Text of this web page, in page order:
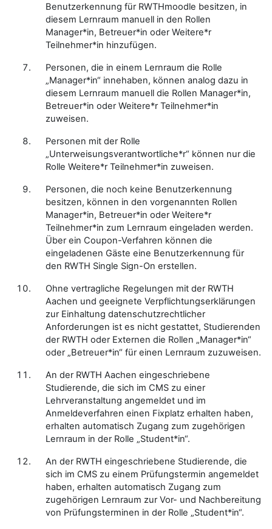
Benutzerkennung für RWTHmoodle besitzen, in
diesem Lernraum manuell in den Rollen
Manager*in, Betreuer*in oder Weitere*r
Teilnehmer*in hinzufügen.
Personen, die in einem Lernraum die Rolle
„Manager*in“ innehaben, können analog dazu in
diesem Lernraum manuell die Rollen Manager*in,
Betreuer*in oder Weitere*r Teilnehmer*in
zuweisen.
Personen mit der Rolle
„Unterweisungsverantwortliche*r“ können nur die
Rolle Weitere*r Teilnehmer*in zuweisen.
Personen, die noch keine Benutzerkennung
besitzen, können in den vorgenannten Rollen
Manager*in, Betreuer*in oder Weitere*r
Teilnehmer*in zum Lernraum eingeladen werden.
Über ein Coupon-Verfahren können die
eingeladenen Gäste eine Benutzerkennung für
den RWTH Single Sign-On erstellen.
Ohne vertragliche Regelungen mit der RWTH
Aachen und geeignete Verpflichtungserklärungen
zur Einhaltung datenschutzrechtlicher
Anforderungen ist es nicht gestattet, Studierenden
der RWTH oder Externen die Rollen „Manager*in“
oder „Betreuer*in“ für einen Lernraum zuzuweisen.
An der RWTH Aachen eingeschriebene
Studierende, die sich im CMS zu einer
Lehrveranstaltung angemeldet und im
Anmeldeverfahren einen Fixplatz erhalten haben,
erhalten automatisch Zugang zum zugehörigen
Lernraum in der Rolle „Student*in“.
An der RWTH eingeschriebene Studierende, die
sich im CMS zu einem Prüfungstermin angemeldet
haben, erhalten automatisch Zugang zum
zugehörigen Lernraum zur Vor- und Nachbereitung
von Prüfungsterminen in der Rolle „Student*in“.